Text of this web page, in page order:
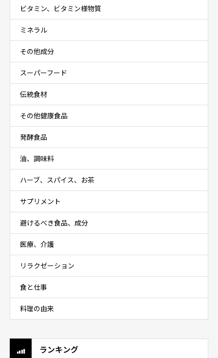
ビタミン、ビタミン様物質
ミネラル
その他成分
スーパーフード
伝統食材
その他健康食品
発酵食品
油、調味料
ハーブ、スパイス、お茶
サプリメント
避けるべき食品、成分
医療、介護
リラクゼーション
食と仕事
料理の由来
ランキング